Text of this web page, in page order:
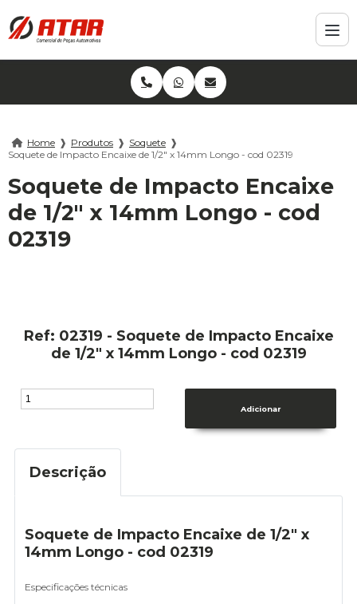
Home ❱ Produtos ❱ Soquete ❱
Soquete de Impacto Encaixe de 1/2" x 14mm Longo - cod 02319
Soquete de Impacto Encaixe
de 1/2" x 14mm Longo - cod
02319
Ref: 02319 - Soquete de Impacto Encaixe
de 1/2" x 14mm Longo - cod 02319
Descrição
Soquete de Impacto Encaixe de 1/2" x
14mm Longo - cod 02319
Especificações técnicas